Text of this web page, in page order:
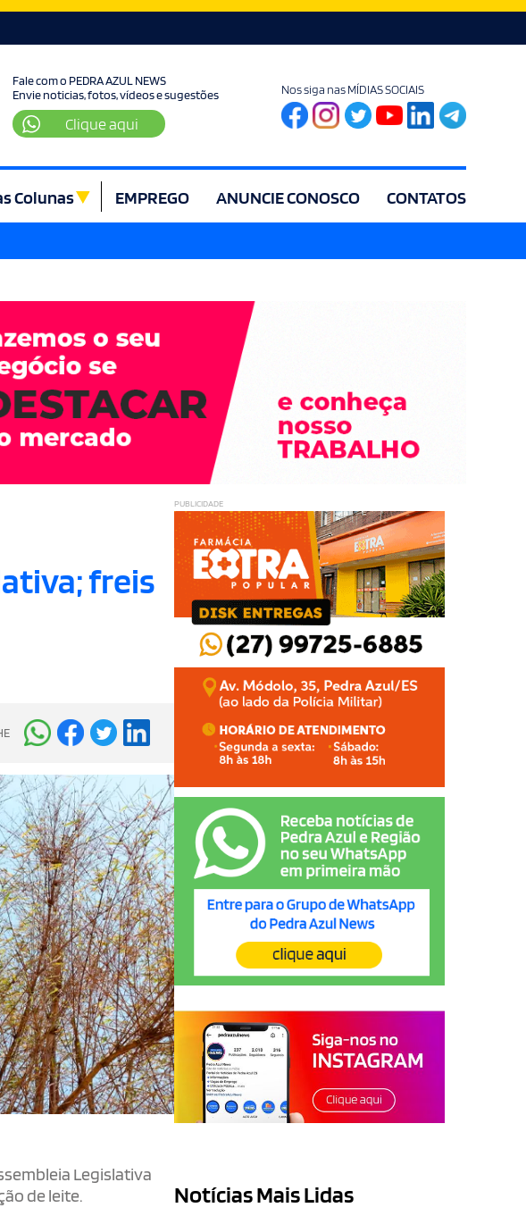
Fale com o PEDRA AZUL NEWS
Envie noticias, fotos, vídeos e sugestões
Clique aqui
Nos siga nas MÍDIAS SOCIAIS
Colunas EMPREGO ANUNCIE CONOSCO CONTATOS
freis
Legislativa
de leite.
PUBLICIDADE
Notícias Mais Lidas